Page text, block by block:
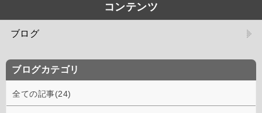
コンテンツ
ブログ
ブログカテゴリ
全ての記事(24)